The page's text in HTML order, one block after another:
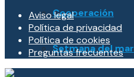
Cooperación
Setmana del mar
Aviso legal
Política de privacidad
Política de cookies
Preguntas frecuentes